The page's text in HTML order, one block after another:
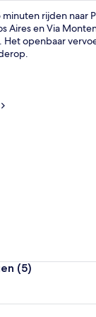
rijden naar
Aires en Via
openbaar
(5)